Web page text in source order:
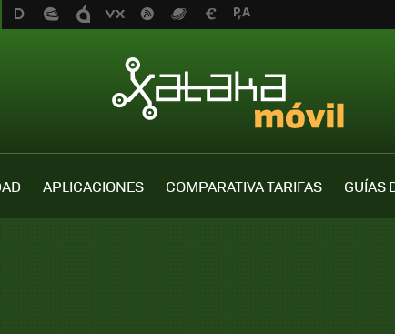
APLICACIONES COMPARATIVA TARIFAS
GUÍAS